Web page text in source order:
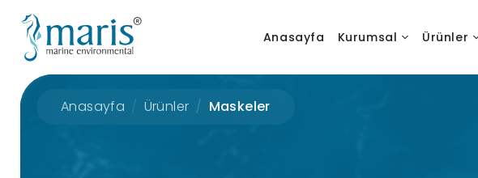
Anasayfa Kurumsal Ürünler
Anasayfa Ürünler Maskeler